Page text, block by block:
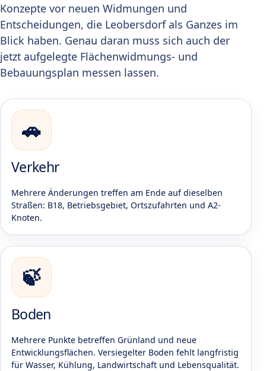
Konzepte vor neuen Widmungen und
Entscheidungen, die Leobersdorf als Ganzes im
Blick haben. Genau daran muss sich auch der
jetzt aufgelegte Flächenwidmungs- und
Bebauungsplan messen lassen.
🚗
Verkehr
Mehrere Änderungen treffen am Ende auf dieselben
Straßen: B18, Betriebsgebiet, Ortszufahrten und A2-
Knoten.
🍃
Boden
Mehrere Punkte betreffen Grünland und neue
Entwicklungsflächen. Versiegelter Boden fehlt langfristig
für Wasser, Kühlung, Landwirtschaft und Lebensqualität.